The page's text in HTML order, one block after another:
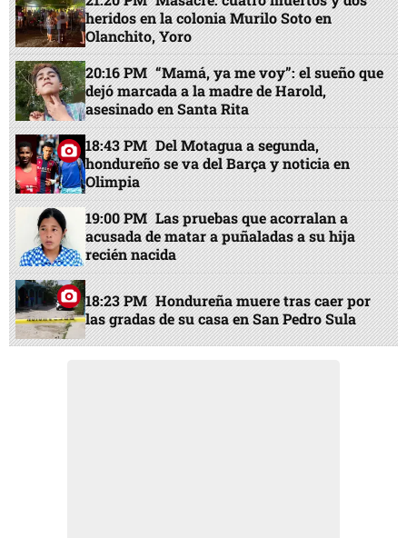
heridos en la colonia Murilo Soto en
Olanchito, Yoro
20:16 PM “Mamá, ya me voy”: el sueño que
dejó marcada a la madre de Harold,
asesinado en Santa Rita
18:43 PM Del Motagua a segunda,
hondureño se va del Barça y noticia en
Olimpia
19:00 PM Las pruebas que acorralan a
acusada de matar a puñaladas a su hija
recién nacida
18:23 PM Hondureña muere tras caer por
las gradas de su casa en San Pedro Sula